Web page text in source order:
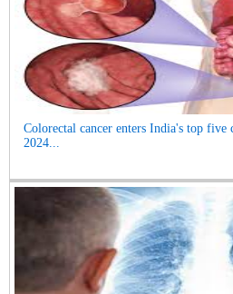
Colorectal cancer enters India's top
2024...